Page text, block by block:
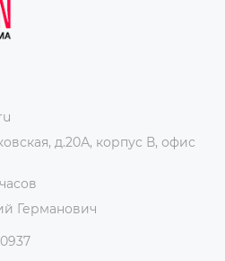
д.20А, корпус В, офис
Германович